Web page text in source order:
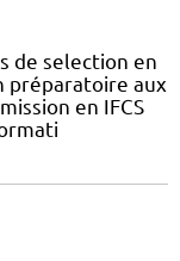
de selection en
préparatoire aux
en IFCS